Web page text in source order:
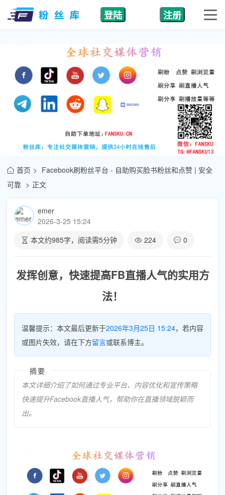
登陆 注册
首页
Facebook刷粉丝平台 - 自助购买脸书粉丝和点赞 | 安全
可靠
正文
emer
2026-3-25 15:24
本文约985字，阅读需5分钟 224 0
发挥创意，快速提高FB直播人气的实用方
法！
温馨提示：本文最后更新于2026年3月25日 15:24，若内容
或图片失效，请在下方留言或联系博主。
摘要
本文详细介绍了如何通过专业平台、内容优化和宣传策略
快速提升Facebook直播人气，帮助你在直播领域脱颖而
出。